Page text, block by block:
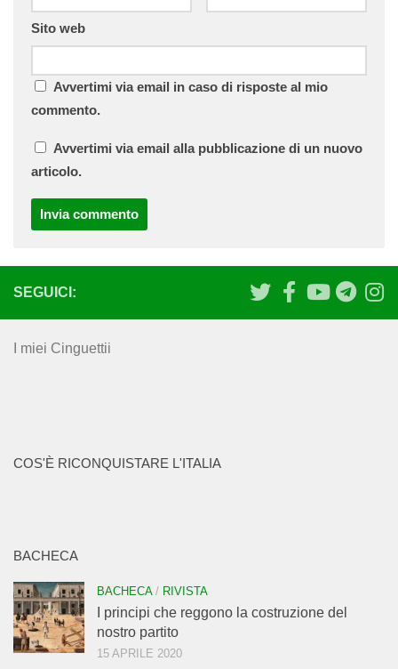
Sito web
Avvertimi via email in caso di risposte al mio
commento.
Avvertimi via email alla pubblicazione di un nuovo
articolo.
SEGUICI:
I miei Cinguettii
COS'È RICONQUISTARE L'ITALIA
BACHECA
BACHECA/ RIVISTA
I principi che reggono la costruzione del
nostro partito
15 APRILE 2020